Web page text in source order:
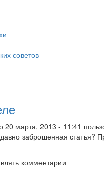
советов
20 марта, 2013 - 11:41
заброшенная статья?
комментарии